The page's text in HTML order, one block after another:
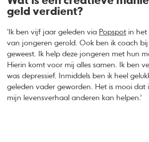
geld verdient?
‘Ik ben vijf jaar geleden via Popspot in het
van jongeren gerold. Ook ben ik coach
geweest. Ik help deze jongeren met hun
Hierin komt voor mij alles samen. Ik ben
was depressief. Inmiddels ben ik heel
geleden vader geworden. Het is mooi dat
mijn levensverhaal anderen kan helpen.’